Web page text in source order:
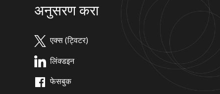
अनुसरण करा
एक्स (ट्विटर)
लिंक्डइन
फेसबुक